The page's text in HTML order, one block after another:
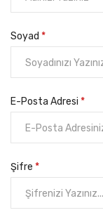
Soyad *
E-Posta Adresi *
Şifre *